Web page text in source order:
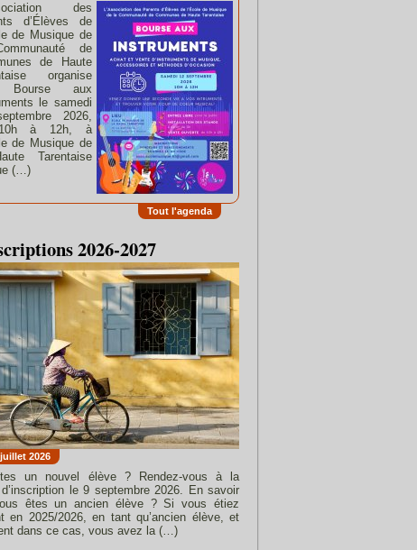
des
d’Élèves de
de Musique de
de
de Haute
organise
Bourse aux
le samedi
2026,
à 12h, à
de Musique de
Tarentaise
(…)
Tout l'agenda
2026-2027
2026
un nouvel élève ? Rendez-vous à la
d’inscription le 9 septembre 2026. En savoir
êtes un ancien élève ? Si vous étiez
en 2025/2026, en tant qu’ancien élève, et
dans ce cas, vous avez la (…)